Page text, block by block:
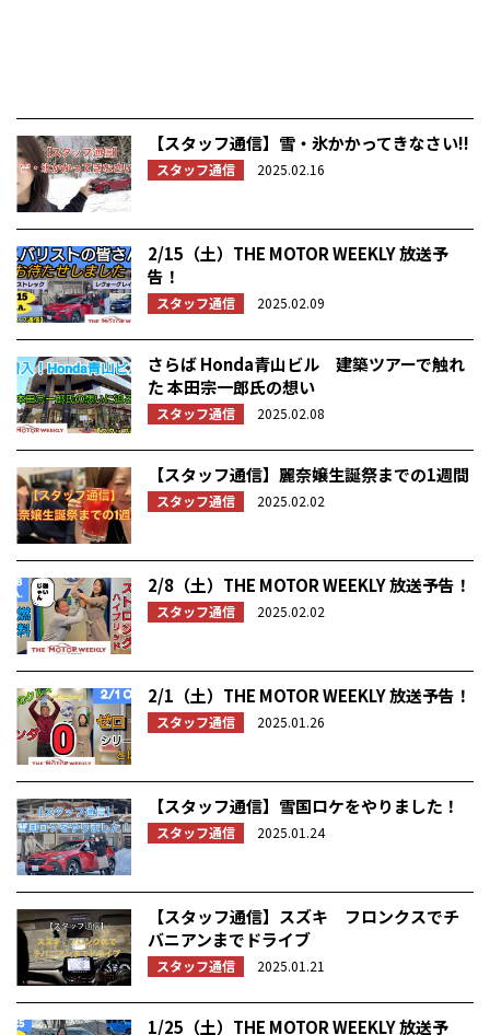
【スタッフ通信】雪・氷かかってきなさい!!
スタッフ通信 2025.02.16
2/15（土）THE MOTOR WEEKLY 放送予
告！
スタッフ通信 2025.02.09
さらば Honda青山ビル 建築ツアーで触れ
た 本田宗一郎氏の想い
スタッフ通信 2025.02.08
【スタッフ通信】麗奈嬢生誕祭までの1週間
スタッフ通信 2025.02.02
2/8（土）THE MOTOR WEEKLY 放送予告！
スタッフ通信 2025.02.02
2/1（土）THE MOTOR WEEKLY 放送予告！
スタッフ通信 2025.01.26
【スタッフ通信】雪国ロケをやりました！
スタッフ通信 2025.01.24
【スタッフ通信】スズキ フロンクスでチ
バニアンまでドライブ
スタッフ通信 2025.01.21
1/25（土）THE MOTOR WEEKLY 放送予